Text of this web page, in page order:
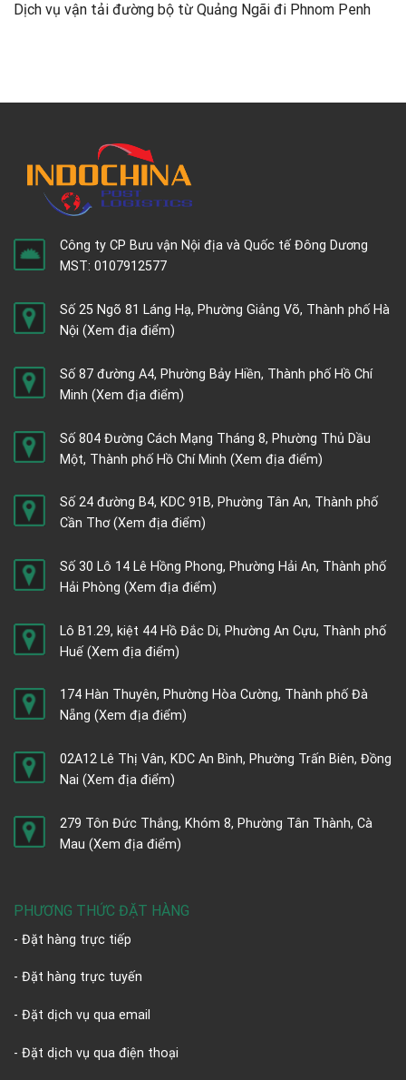
Dịch vụ vận tải đường bộ từ Quảng Ngãi đi Phnom Penh
Công ty CP Bưu vận Nội địa và Quốc tế Đông Dương
MST: 0107912577
Số 25 Ngõ 81 Láng Hạ, Phường Giảng Võ, Thành phố Hà
Nội (Xem địa điểm)
Số 87 đường A4, Phường Bảy Hiền, Thành phố Hồ Chí
Minh (Xem địa điểm)
Số 804 Đường Cách Mạng Tháng 8, Phường Thủ Dầu
Một, Thành phố Hồ Chí Minh (Xem địa điểm)
Số 24 đường B4, KDC 91B, Phường Tân An, Thành phố
Cần Thơ(Xem địa điểm)
Số 30 Lô 14 Lê Hồng Phong, Phường Hải An, Thành phố
Hải Phòng (Xem địa điểm)
Lô B1.29, kiệt 44 Hồ Đắc Di, Phường An Cựu, Thành phố
Huế (Xem địa điểm)
174 Hàn Thuyên, Phường Hòa Cường, Thành phố Đà
Nẵng (Xem địa điểm)
02A12 Lê Thị Vân, KDC An Bình, Phường Trấn Biên, Đồng
Nai (Xem địa điểm)
279 Tôn Đức Thắng, Khóm 8, Phường Tân Thành, Cà
Mau (Xem địa điểm)
PHƯƠNG THỨC ĐẶT HÀNG
- Đặt hàng trực tiếp
- Đặt hàng trực tuyến
- Đặt dịch vụ qua email
- Đặt dịch vụ qua điện thoại